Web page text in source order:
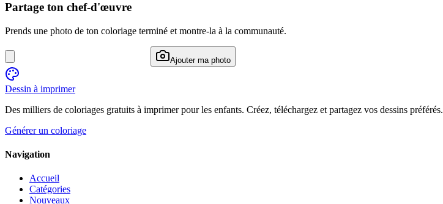
Partage ton chef-d'œuvre
Prends une photo de ton coloriage terminé et montre-la à la communauté.
Ajouter ma photo
Dessin à imprimer
Des milliers de coloriages gratuits à imprimer pour les enfants. Créez, téléchargez et partagez vos dessins préférés.
Générer un coloriage
Navigation
Accueil
Catégories
Nouveaux